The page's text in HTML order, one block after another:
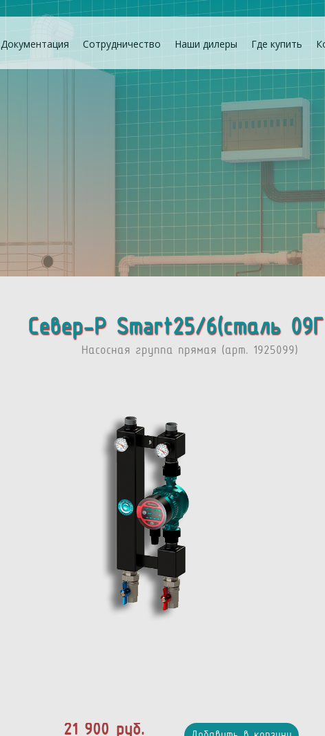
Документация Сотрудничество Наши дилеры Где купить
Север-P Smart25/6(сталь
Насосная группа прямая (арт. 1925099)
21 900 руб.